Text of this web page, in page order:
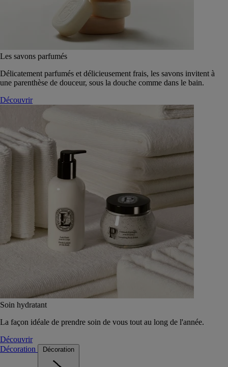
Les savons parfumés
Délicatement parfumés et délicieusement frais, les savons invitent à
une parenthèse de douceur, sous la douche comme dans le bain.
Découvrir
Soin hydratant
La façon idéale de prendre soin de vous tout au long de l'année.
Découvrir
Décoration
Décoration